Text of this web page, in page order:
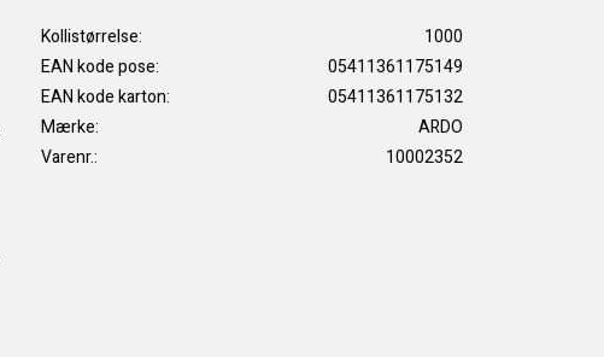
Kollistørrelse:
1000
EAN kode pose:
05411361175149
EAN kode karton:
05411361175132
Mærke:
ARDO
Varenr.:
10002352